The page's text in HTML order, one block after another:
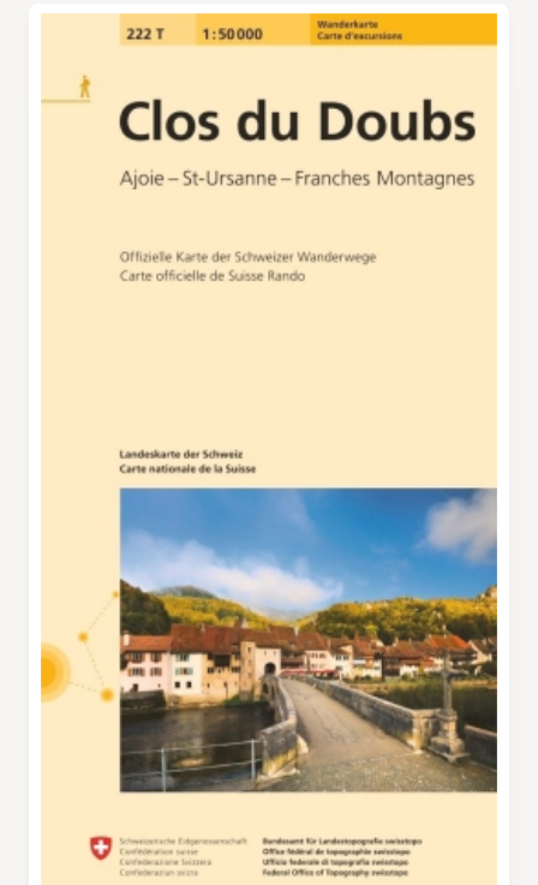
an der Kanalisation den Anblick des Ortes
noch bis 2019 etwas beeinträchtigen.
in An- griff. Bei Séprais verlässt der Weg ein
Rechtsknick und führt über eine Weide, von
der aus sich eine schöne Aussicht bietet.
Danach geht es, wieder zwischen den Bäumen
hindurch, bis zu einer Lichtung, an deren Ende
man den Bach überquert und nach links
nach La Caquerelle auf dem Col des Rangiers
Leiden untergebracht wurden. Flurnamen wie
«Maladière» oder «Maletière» zeugen bis heute
von dieser lange üblichen Praxis. In stetem Auf
und Ab geht es durch den Wald hinunter bis
zum Bahnhof von St-Ursanne. Hier steigt man
entweder gleich in den Zug oder besichtigt
vorher noch das wenige Gehminuten
entfernte mittelalterliche Städtchen.